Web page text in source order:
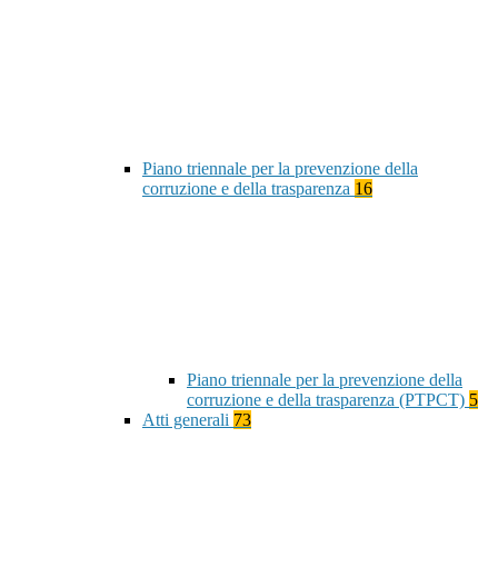
Piano triennale per la prevenzione della
corruzione e della trasparenza 16
Piano triennale per la prevenzione della
corruzione e della trasparenza (PTPCT) 5
Atti generali 73